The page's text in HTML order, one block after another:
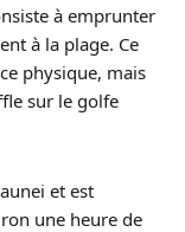
à emprunter
à la plage. Ce
physique, mais
sur le golfe
et est
une heure de